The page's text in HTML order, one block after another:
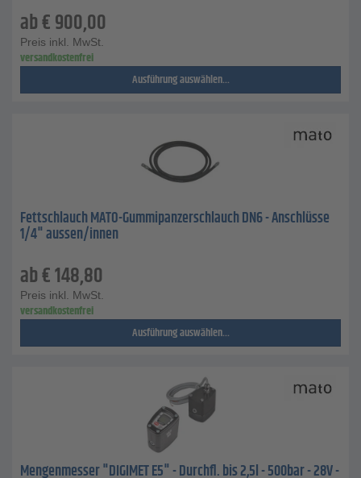
ab€900,00
Preis inkl. MwSt.
versandkostenfrei
Ausführung auswählen...
Fettschlauch MATO-Gummipanzerschlauch DN6 - Anschlüsse
1/4" aussen/innen
ab€148,80
Preis inkl. MwSt.
versandkostenfrei
Ausführung auswählen...
Mengenmesser "DIGIMET E5" - Durchfl. bis 2,5l - 500bar - 28V -